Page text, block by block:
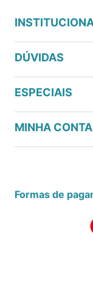
DÚVIDAS
ESPECIAIS
MINHA CONTA
Formas de